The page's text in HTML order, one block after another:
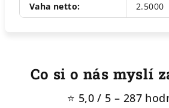
Vaha netto: 2.5000
Co si o nás myslí
⭐ 5,0 / 5 – 287